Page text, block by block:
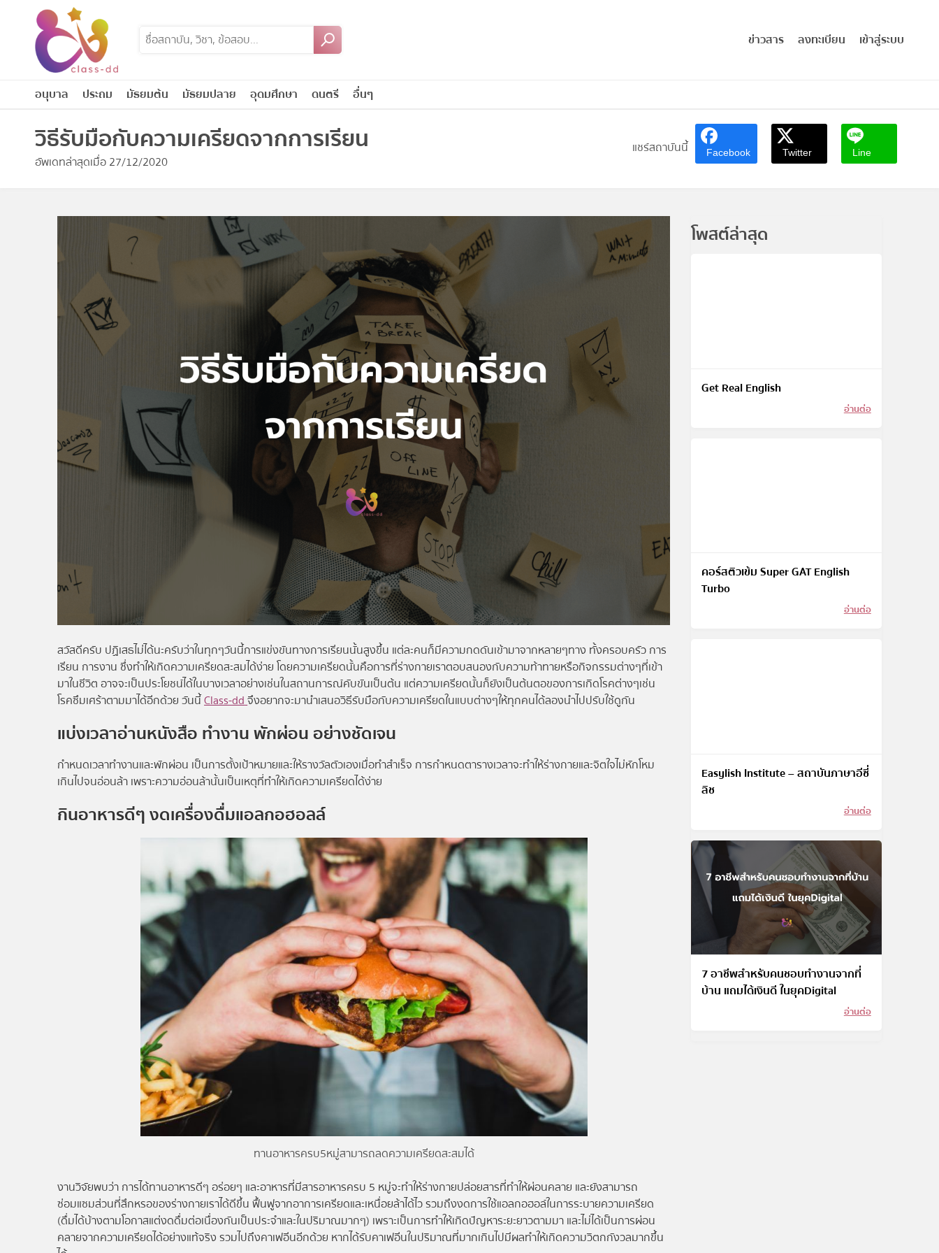
content
ข่าวสาร ลงทะเบียน เข้าสู่ระบบ
อนุบาล ประถม มัธยมต้น มัธยมปลาย อุดมศึกษา ดนตรี อื่นๆ
วิธีรับมือกับความเครียดจากการเรียน
อัพเดทล่าสุดเมื่อ 27/12/2020
แชร์สถาบันนี้ Facebook Twitter Line
สวัสดีครับ ปฏิเสธไม่ได้นะครับว่าในทุกๆวันนี้การแข่งขันทางการเรียนนั้นสูงขึ้น แต่ละคนก็มีความกดดันเข้ามาจากหลายๆทาง ทั้งครอบครัว การ
เรียน การงาน ซึ่งทำให้เกิดความเครียดสะสมได้ง่าย โดยความเครียดนั้นคือการที่ร่างกายเราตอบสนองกับความท้าทายหรือกิจกรรมต่างๆที่เข้า
มาในชีวิต อาจจะเป็นประโยชน์ได้ในบางเวลาอย่างเช่นในสถานการณ์คับขันเป็นต้น แต่ความเครียดนั้นก็ยังเป็นต้นตอของการเกิดโรคต่างๆเช่น
โรคซึมเศร้าตามมาได้อีกด้วย วันนี้Class-ddจึงอยากจะมานำเสนอวิธีรับมือกับความเครียดในแบบต่างๆให้ทุกคนได้ลองนำไปปรับใช้ดูกัน
แบ่งเวลาอ่านหนังสือ ทำงาน พักผ่อน อย่างชัดเจน
กำหนดเวลาทำงานและพักผ่อน เป็นการตั้งเป้าหมายและให้รางวัลตัวเองเมื่อทำสำเร็จ การกำหนดตารางเวลาจะทำให้ร่างกายและจิตใจไม่หักโหม
เกินไปจนอ่อนล้า เพราะความอ่อนล้านั้นเป็นเหตุที่ทำให้เกิดความเครียดได้ง่าย
กินอาหารดีๆ งดเครื่องดื่มแอลกอฮอลล์
ทานอาหารครบ5หมู่สามารถลดความเครียดสะสมได้
งานวิจัยพบว่า การได้ทานอาหารดีๆ อร่อยๆ และอาหารที่มีสารอาหารครบ 5 หมู่จะทำให้ร่างกายปล่อยสารที่ทำให้ผ่อนคลาย และยังสามารถ
ซ่อมแซมส่วนที่สึกหรอของร่างกายเราได้ดีขึ้น ฟื้นฟูจากอาการเครียดและเหนื่อยล้าได้ไว รวมถึงงดการใช้แอลกอฮอล์ในการระบายความเครียด
(ดื่มได้บ้างตามโอกาสแต่งดดื่มต่อเนื่องกันเป็นประจำและในปริมาณมากๆ) เพราะเป็นการทำให้เกิดปัญหาระยะยาวตามมา และไม่ได้เป็นการผ่อน
คลายจากความเครียดได้อย่างแท้จริง รวมไปถึงคาเฟอีนอีกด้วย หากได้รับคาเฟอีนในปริมาณที่มากเกินไปมีผลทำให้เกิดความวิตกกังวลมากขึ้น
โพสต์ล่าสุด
Get Real English
อ่านต่อ
คอร์สติวเข้ม Super GAT English
Turbo
อ่านต่อ
Easylish Institute – สถาบันภาษาอีซี่
ลิช
อ่านต่อ
7 อาชีพสำหรับคนชอบทำงานจากที่
บ้าน แถมได้เงินดี ในยุคDigital
อ่านต่อ